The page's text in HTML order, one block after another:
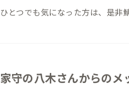
ひとつでも気になった方は、是非
家守の八木さんからのメ